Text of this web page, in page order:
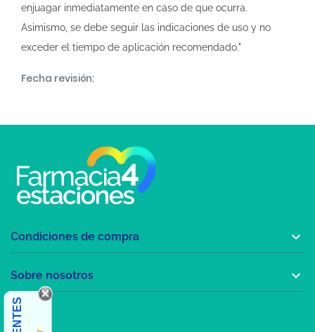
enjuagar inmediatamente en caso de que ocurra.
Asimismo, se debe seguir las indicaciones de uso y no
exceder el tiempo de aplicación recomendado."
Fecha revisión:
Condiciones de compra 
Sobre nosotros 